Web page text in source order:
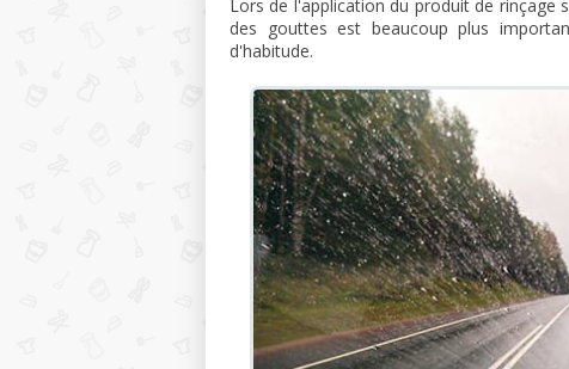
Lors de l'application du produit de rinçage
des gouttes est beaucoup plus
d'habitude.